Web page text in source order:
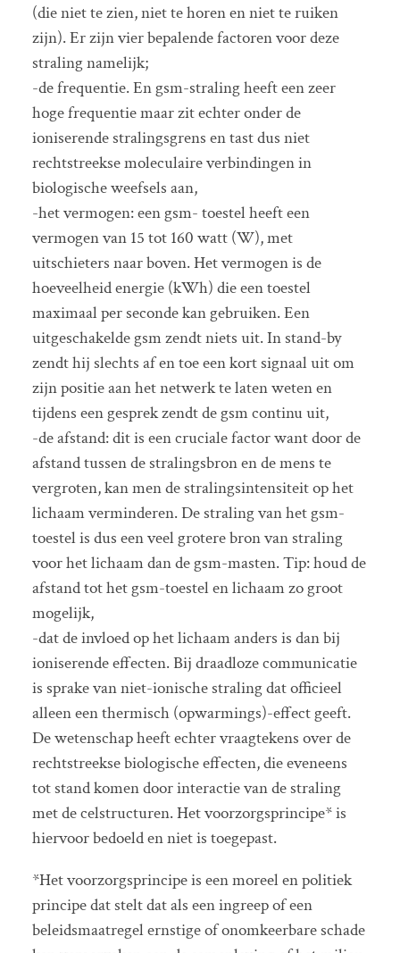
(die niet te zien, niet te horen en niet te ruiken
zijn). Er zijn vier bepalende factoren voor deze
straling namelijk;
-de frequentie. En gsm-straling heeft een zeer
hoge frequentie maar zit echter onder de
ioniserende stralingsgrens en tast dus niet
rechtstreekse moleculaire verbindingen in
biologische weefsels aan,
-het vermogen: een gsm- toestel heeft een
vermogen van 15 tot 160 watt (W), met
uitschieters naar boven. Het vermogen is de
hoeveelheid energie (kWh) die een toestel
maximaal per seconde kan gebruiken. Een
uitgeschakelde gsm zendt niets uit. In stand-by
zendt hij slechts af en toe een kort signaal uit om
zijn positie aan het netwerk te laten weten en
tijdens een gesprek zendt de gsm continu uit,
-de afstand: dit is een cruciale factor want door de
afstand tussen de stralingsbron en de mens te
vergroten, kan men de stralingsintensiteit op het
lichaam verminderen. De straling van het gsm-
toestel is dus een veel grotere bron van straling
voor het lichaam dan de gsm-masten. Tip: houd de
afstand tot het gsm-toestel en lichaam zo groot
mogelijk,
-dat de invloed op het lichaam anders is dan bij
ioniserende effecten. Bij draadloze communicatie
is sprake van niet-ionische straling dat officieel
alleen een thermisch (opwarmings)-effect geeft.
De wetenschap heeft echter vraagtekens over de
rechtstreekse biologische effecten, die eveneens
tot stand komen door interactie van de straling
met de celstructuren. Het voorzorgsprincipe* is
hiervoor bedoeld en niet is toegepast.
*Het voorzorgsprincipe is een moreel en politiek
principe dat stelt dat als een ingreep of een
beleidsmaatregel ernstige of onomkeerbare schade